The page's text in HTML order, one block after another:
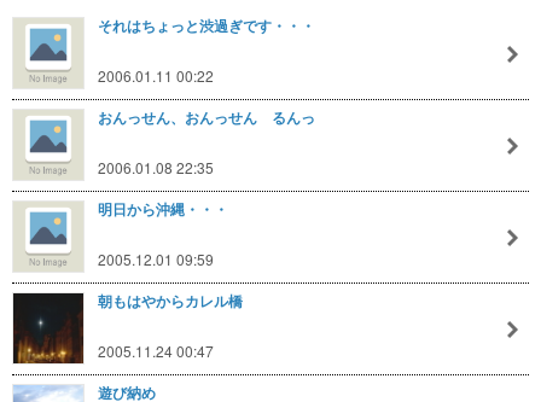
それはちょっと渋過ぎです・・・
2006.01.11 00:22
おんっせん、おんっせん るんっ
2006.01.08 22:35
明日から沖縄・・・
2005.12.01 09:59
朝もはやからカレル橋
2005.11.24 00:47
遊び納め